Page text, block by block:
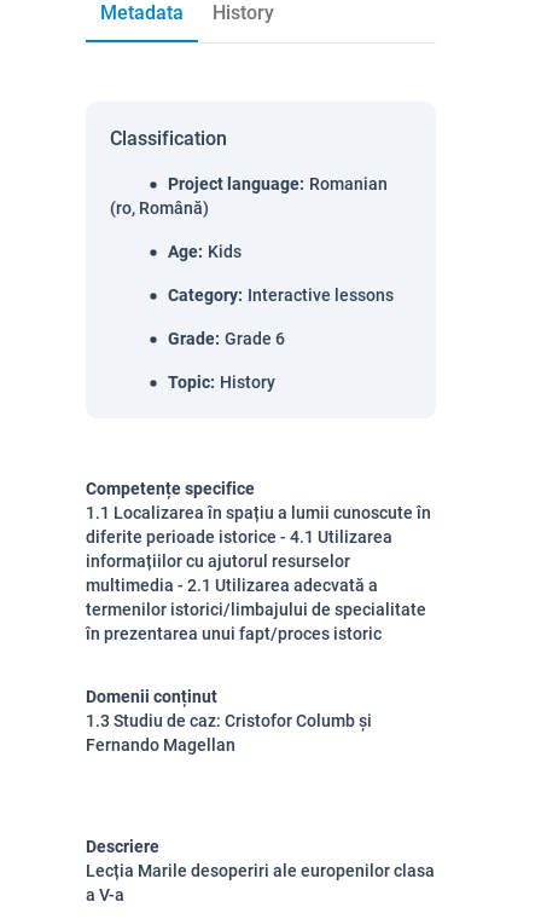
Metadata History
Classification
Project language: Romanian
(ro, Română)
Age: Kids
Category: Interactive lessons
Grade: Grade 6
Topic: History
Competențe specifice
1.1 Localizarea în spațiu a lumii cunoscute în
diferite perioade istorice - 4.1 Utilizarea
informațiilor cu ajutorul resurselor
multimedia - 2.1 Utilizarea adecvată a
termenilor istorici/limbajului de specialitate
în prezentarea unui fapt/proces istoric
Domenii conținut
1.3 Studiu de caz: Cristofor Columb și
Fernando Magellan
Descriere
Lecția Marile desoperiri ale europenilor clasa
a V-a